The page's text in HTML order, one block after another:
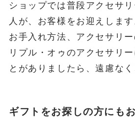
ショップでは普段アクセサ
人が、お客様をお迎えしま
お手入れ方法、アクセサリ
リプル・オゥのアクセサリ
とがありましたら、遠慮なく
ギフトをお探しの方にも